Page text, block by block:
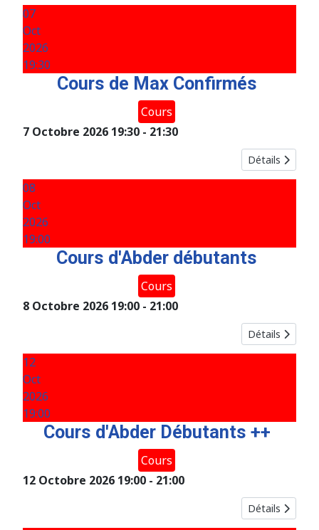
07
Oct
2026
19:30
Cours de Max Confirmés
Cours
7 Octobre 2026 19:30 - 21:30
Détails
08
Oct
2026
19:00
Cours d'Abder débutants
Cours
8 Octobre 2026 19:00 - 21:00
Détails
12
Oct
2026
19:00
Cours d'Abder Débutants ++
Cours
12 Octobre 2026 19:00 - 21:00
Détails